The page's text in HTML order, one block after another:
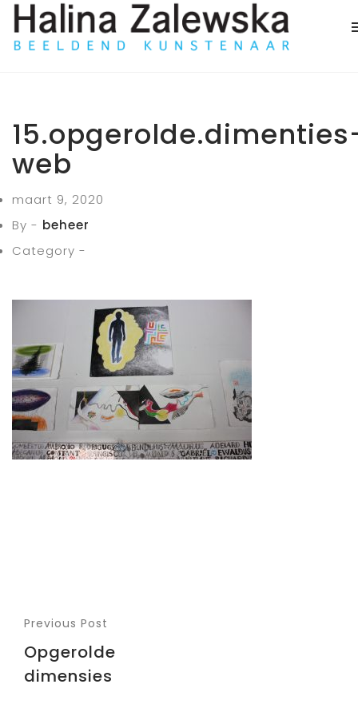
web
maart 9, 2020
By - beheer
Category -
Previous Post
Opgerolde
dimensies